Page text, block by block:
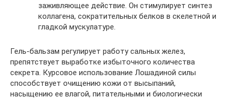
заживляющее действие. Он стимулирует синтез
коллагена, сократительных белков в скелетной и
гладкой мускулатуре.
Гель-бальзам регулирует работу сальных желез,
препятствует выработке избыточного количества
секрета. Курсовое использование Лошадиной силы
способствует очищению кожи от высыпаний,
насыщению ее влагой, питательными и биологически